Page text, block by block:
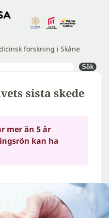
forskning i Skåne
Sök
sista skede
mer än 5 år
kan ha